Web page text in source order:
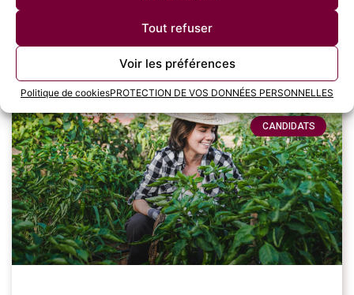
Tout refuser
Voir les préférences
Politique de cookiesPROTECTION DE VOS DONNÉES PERSONNELLES
CANDIDATS